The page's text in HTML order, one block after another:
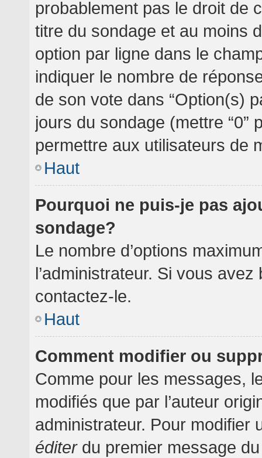
probablement pas le droit de
titre du sondage et au moins
option par ligne dans le
indiquer le nombre de
de son vote dans “Option(s)
jours du sondage (mettre “0”
permettre aux utilisateurs de
Haut
Pourquoi ne puis-je pas
sondage?
Le nombre d’options
l’administrateur. Si vous
contactez-le.
Haut
Comment modifier ou
Comme pour les messages,
modifiés que par l’auteur
administrateur. Pour modifier
éditerdu premier message